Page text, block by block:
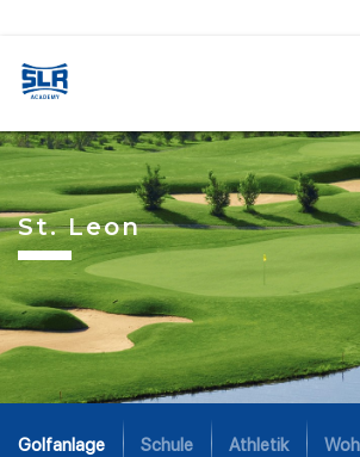
St. Leon
Golfanlage Schule Athletik